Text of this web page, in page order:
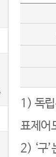
1) 독
표제어
2) ‘구